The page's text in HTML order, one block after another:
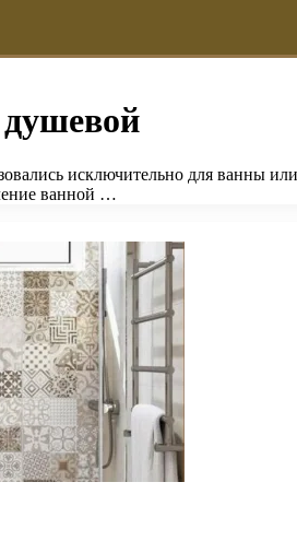
душевой
исключительно для ванны
ванной …